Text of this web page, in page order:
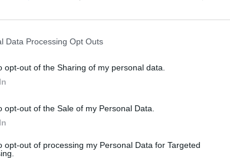
Data Processing Opt Outs
opt-out of the Sharing of my personal data.
opt-out of the Sale of my Personal Data.
opt-out of processing my Personal Data for Targeted
6 ανεμογεννητριών στα Κουλέντια του
εκπροσωπεί στη συζήτηση, καταγγέλλει
να ενδώσει σε «όρους» και σε